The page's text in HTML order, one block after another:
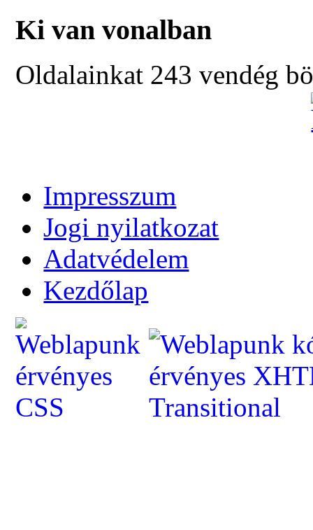
Ki van vonalban
Oldalainkat 243 vendég
Impresszum
Jogi nyilatkozat
Adatvédelem
Kezdőlap